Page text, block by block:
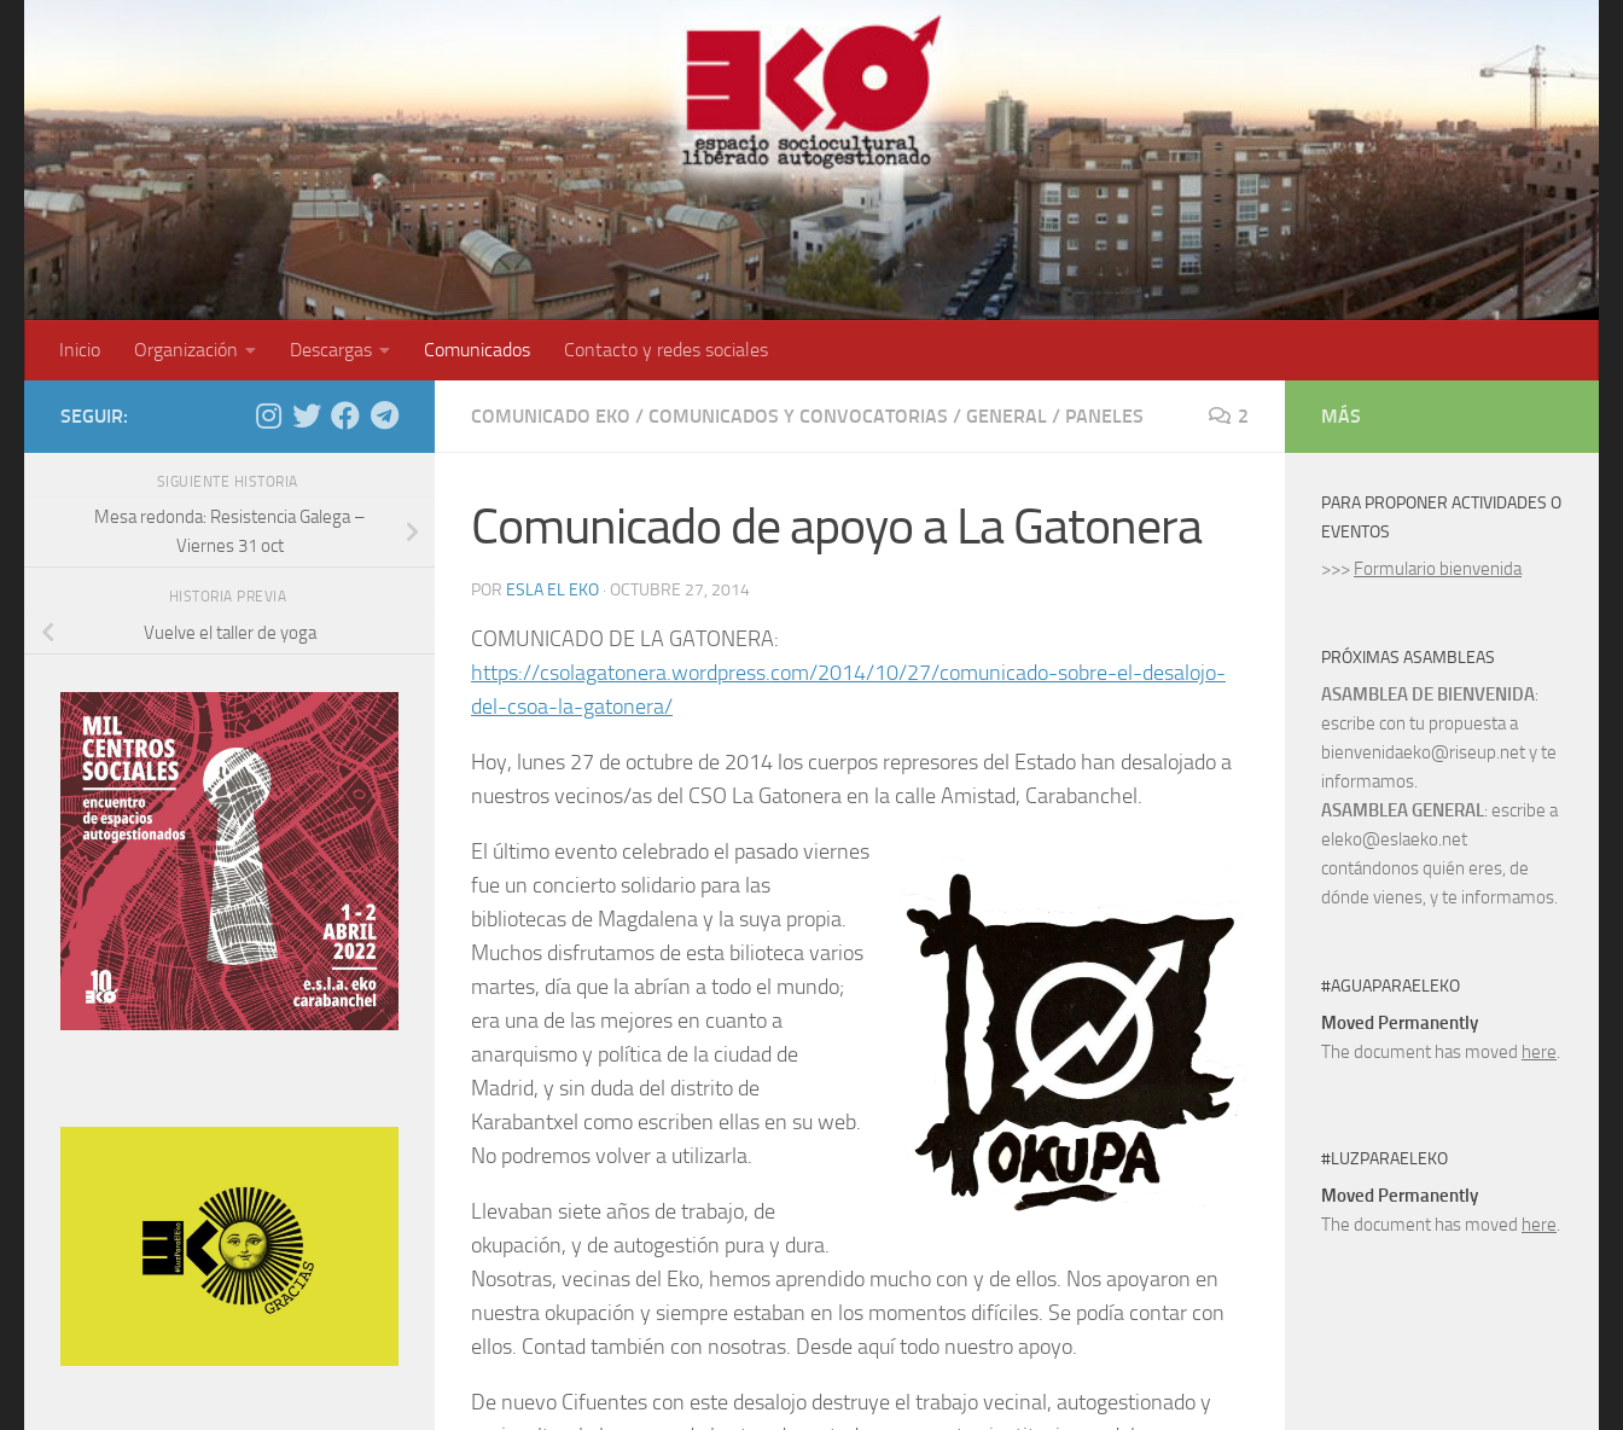
Inicio Organización Descargas Comunicados Contacto y redes sociales
COMUNICADO EKO / COMUNICADOS Y CONVOCATORIAS / GENERAL / PANELES 2
Comunicado de apoyo a La Gatonera
POR ESLA EL EKO · OCTUBRE 27, 2014
COMUNICADO DE LA GATONERA:
https://csolagatonera.wordpress.com/2014/10/27/comunicado-sobre-el-desalojo-
del-csoa-la-gatonera/
Hoy, lunes 27 de octubre de 2014 los cuerpos represores del Estado han desalojado a
nuestros vecinos/as del CSO La Gatonera en la calle Amistad, Carabanchel.
El último evento celebrado el pasado viernes
fue un concierto solidario para las
bibliotecas de Magdalena y la suya propia.
Muchos disfrutamos de esta bilioteca varios
martes, día que la abrían a todo el mundo;
era una de las mejores en cuanto a
anarquismo y política de la ciudad de
Madrid, y sin duda del distrito de
Karabantxel como escriben ellas en su web.
No podremos volver a utilizarla.
Llevaban siete años de trabajo, de
okupación, y de autogestión pura y dura.
Nosotras, vecinas del Eko, hemos aprendido mucho con y de ellos. Nos apoyaron en
nuestra okupación y siempre estaban en los momentos difíciles. Se podía contar con
ellos. Contad también con nosotras. Desde aquí todo nuestro apoyo.
De nuevo Cifuentes con este desalojo destruye el trabajo vecinal, autogestionado y
SEGUIR:
SIGUIENTE HISTORIA
Mesa redonda: Resistencia Galega –
Viernes 31 oct
HISTORIA PREVIA
Vuelve el taller de yoga
MÁS
PARA PROPONER ACTIVIDADES O
EVENTOS
>>> Formulario bienvenida
PRÓXIMAS ASAMBLEAS
ASAMBLEA DE BIENVENIDA:
escribe con tu propuesta a
bienvenidaeko@riseup.net y te
informamos.
ASAMBLEA GENERAL: escribe a
eleko@eslaeko.net
contándonos quién eres, de
dónde vienes, y te informamos.
#AGUAPARAELEKO
Moved Permanently
The document has moved here.
#LUZPARAELEKO
Moved Permanently
The document has moved here.